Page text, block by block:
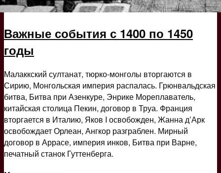
Важные события с 1400 по 1450
годы
Малаккский султанат, тюрко-монголы вторгаются в
Сирию, Монгольская империя распалась. Грюнвальдская
битва, Битва при Азенкуре, Энрике Мореплаватель,
китайская столица Пекин, договор в Труа. Франция
вторгается в Италию, Яков I освобожден, Жанна д’Арк
освобождает Орлеан, Ангкор разграблен. Мирный
договор в Аррасе, империя инков, Битва при Варне,
печатный станок Гуттенберга.